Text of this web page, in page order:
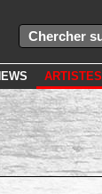
ARTISTES